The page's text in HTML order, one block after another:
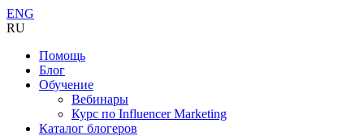
ENG
RU
Помощь
Блог
Обучение
Вебинары
Курс по Influencer Marketing
Каталог блогеров